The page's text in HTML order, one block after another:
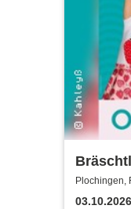
Plochingen,
03.10.2026